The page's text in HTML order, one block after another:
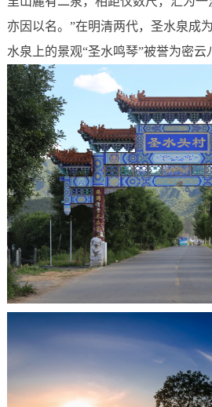
亦因以名。”在明清两代，圣水泉成
水泉上的景观“圣水鸣琴”被誉为密云